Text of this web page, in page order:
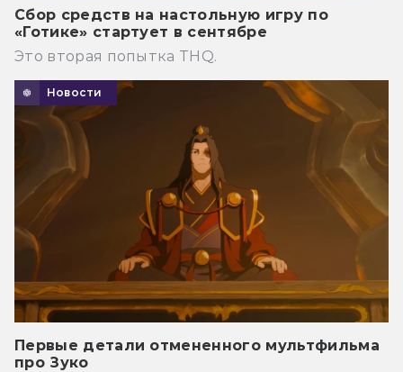
Сбор средств на настольную игру по
«Готике» стартует в сентябре
Это вторая попытка THQ.
Новости
Первые детали отмененного мультфильма
про Зуко